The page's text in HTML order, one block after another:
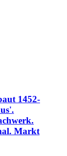
1452-
Markt